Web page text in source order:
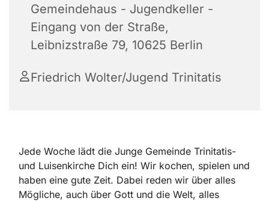
Gemeindehaus - Jugendkeller -
Eingang von der Straße,
Leibnizstraße 79, 10625 Berlin
Friedrich Wolter/Jugend Trinitatis
Jede Woche lädt die Junge Gemeinde Trinitatis-
und Luisenkirche Dich ein! Wir kochen, spielen und
haben eine gute Zeit. Dabei reden wir über alles
Mögliche, auch über Gott und die Welt, alles